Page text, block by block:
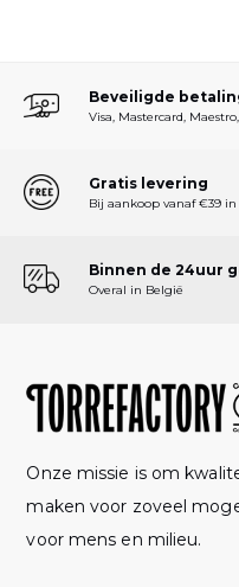
Beveiligde
Visa, Mastercard,
Gratis levering
Bij aankoop vanaf €39 in
Binnen de 24uur
Overal in België
Onze missie is om
maken voor zoveel
voor mens en milieu.